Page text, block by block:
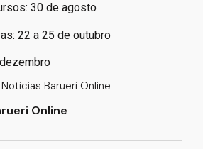
30 de agosto
22 a 25 de outubro
Barueri Online
Online